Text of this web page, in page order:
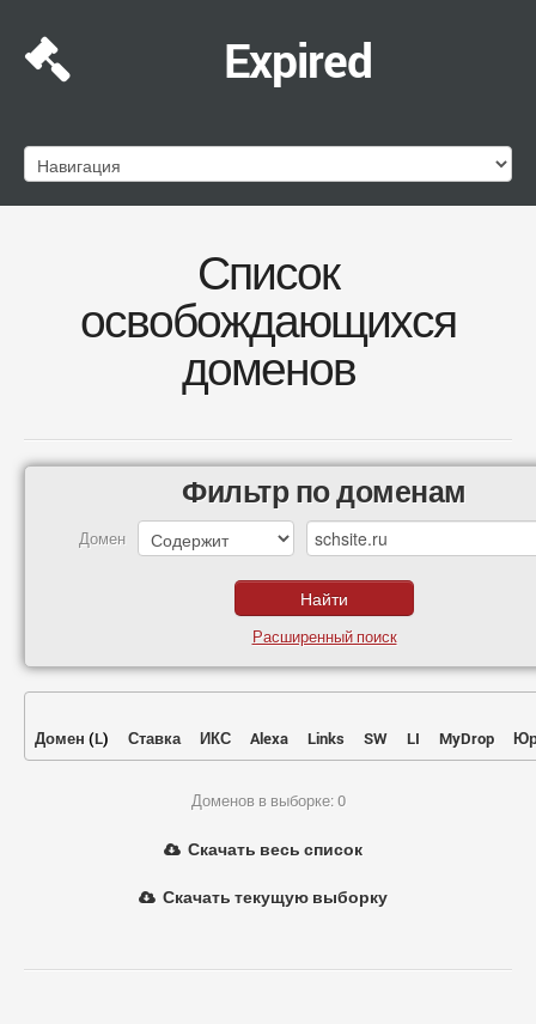
Expired
Список
освобождающихся
доменов
Фильтр по доменам
Домен
Расширенный поиск
Домен (L) Ставка ИКС Alexa Links SW LI MyDrop
Доменов в выборке: 0
Скачать весь список
Скачать текущую выборку